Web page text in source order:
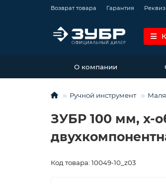
Возврат товара Гарантия
О компании
Ручной инструмент
ЗУБР 100 мм, х-
Код товара: 10049-10_z03